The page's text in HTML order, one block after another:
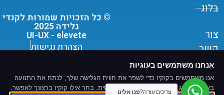
בלוג
צור
קשר
הצהרת נגישות
© כל הזכויות שמורות לקנדי
גלידה 2025
UI-UX - elevete
צריכים עזרה?פנו אלינו
אנחנו משתמשים בעוגיות
אנו משתמשים בקוקיז כדי לשפר את חווית הגלישה שלך, לנתח את התנועה
באתר ולהציג תוכן ומודעות מותאמים אישית. בחר אילו קוקיז ברצונך לאפשר.